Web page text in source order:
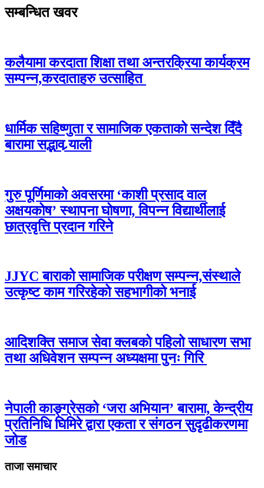
सम्बन्धित खवर
कलैयामा करदाता शिक्षा तथा अन्तरक्रिया कार्यक्रम
सम्पन्न,करदाताहरु उत्साहित
धार्मिक सहिष्णुता र सामाजिक एकताको सन्देश दिँदै
बारामा सद्भाव र्‍याली
गुरु पूर्णिमाको अवसरमा ‘काशी प्रसाद वाल
अक्षयकोष’ स्थापना घोषणा, विपन्न विद्यार्थीलाई
छात्रवृत्ति प्रदान गरिने
JJYC बाराको सामाजिक परीक्षण सम्पन्न,संस्थाले
उत्कृष्ट काम गरिरहेको सहभागीको भनाई
आदिशक्ति समाज सेवा क्लबको पहिलो साधारण सभा
तथा अधिवेशन सम्पन्न अध्यक्षमा पुनः गिरि
नेपाली काङ्ग्रेसको ‘जरा अभियान’ बारामा, केन्द्रीय
प्रतिनिधि घिमिरे द्वारा एकता र संगठन सुदृढीकरणमा
जोड
ताजा समाचार